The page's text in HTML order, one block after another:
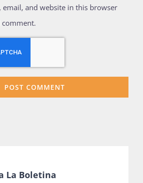
email, and website in this browser
La Boletina